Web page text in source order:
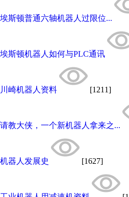
埃斯顿普通六轴机器人过限位...
埃斯顿机器人如何与PLC通讯
川崎机器人资料 [1211]
请教大侠，一个新机器人拿来之...
机器人发展史 [1627]